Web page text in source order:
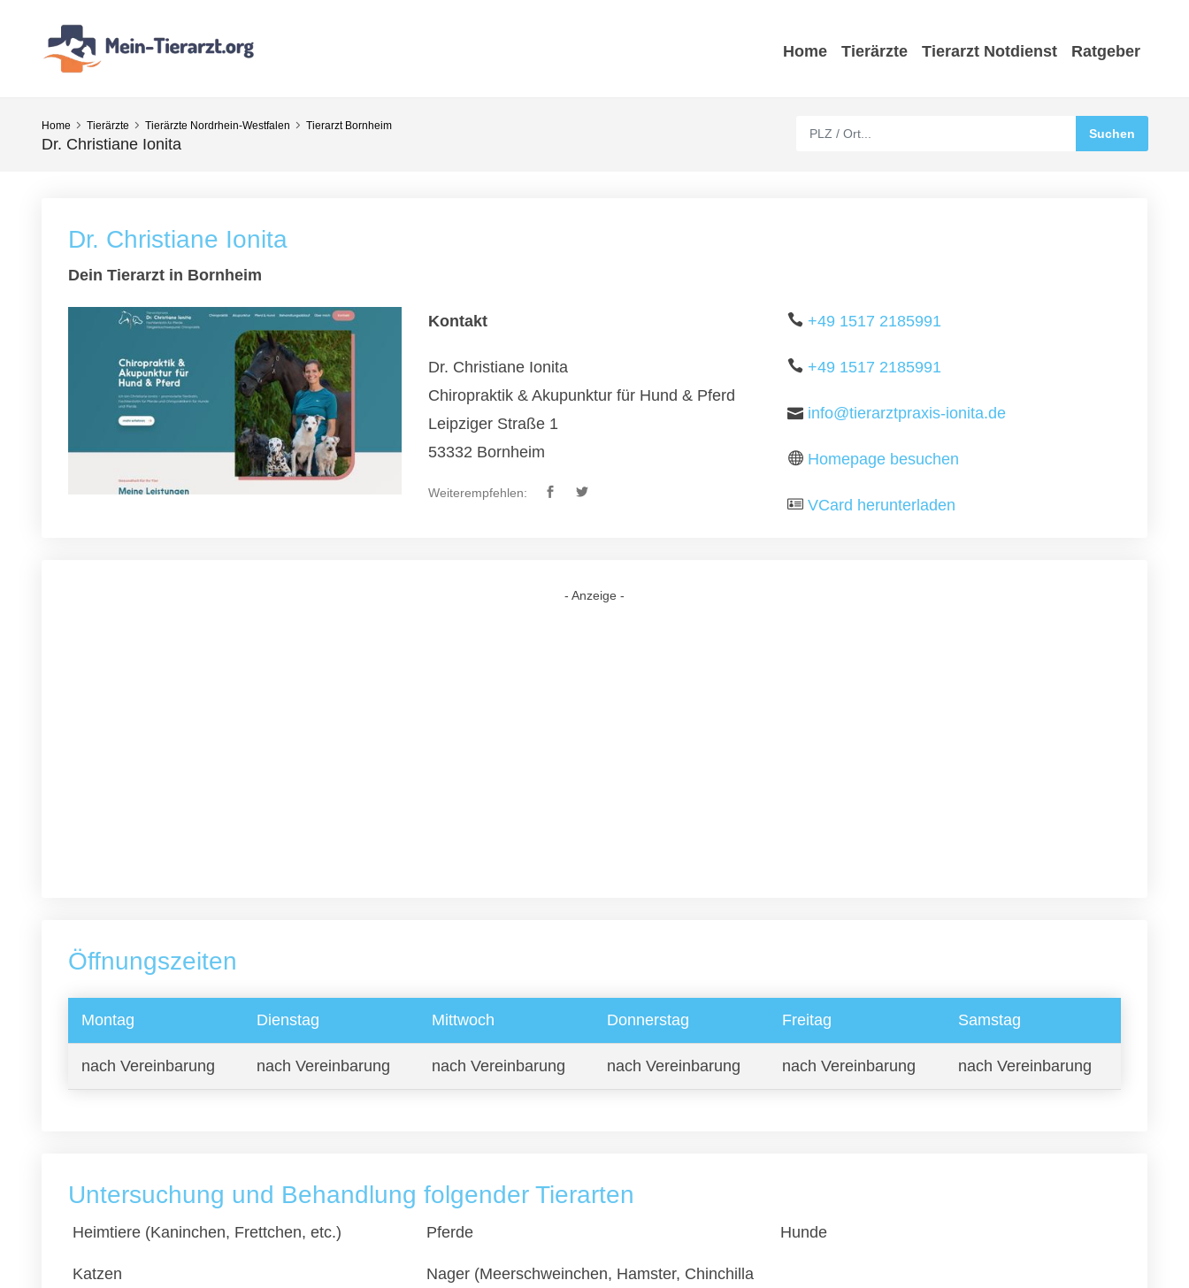
Home Tierärzte Tierarzt Notdienst Ratgeber
Home Tierärzte Tierärzte Nordrhein-Westfalen Tierarzt Bornheim
Dr. Christiane Ionita
Dr. Christiane Ionita
Dein Tierarzt in Bornheim
Kontakt
Dr. Christiane Ionita
Chiropraktik & Akupunktur für Hund & Pferd
Leipziger Straße 1
53332 Bornheim
Weiterempfehlen:
+49 1517 2185991
+49 1517 2185991
info@tierarztpraxis-ionita.de
Homepage besuchen
VCard herunterladen
- Anzeige -
Öffnungszeiten
Montag Dienstag Mittwoch Donnerstag Freitag Samstag
nach Vereinbarung nach Vereinbarung nach Vereinbarung nach Vereinbarung nach Vereinbarung nach Vereinbarung
Untersuchung und Behandlung folgender Tierarten
Heimtiere (Kaninchen, Frettchen, etc.) Pferde Hunde
Katzen
Nager (Meerschweinchen, Hamster, Chinchilla